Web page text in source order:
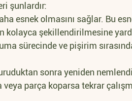
şunlardır:
esnek olmasını sağlar. Bu
kolayca şekillendirilmesine
sürecinde ve pişirim
sonra yeniden
veya parça koparsa tekrar